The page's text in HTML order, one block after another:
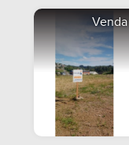
Venda